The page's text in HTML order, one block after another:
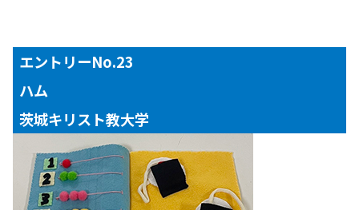
【対象年齢】３歳児
エントリーNo.23
ハム
茨城キリスト教大学